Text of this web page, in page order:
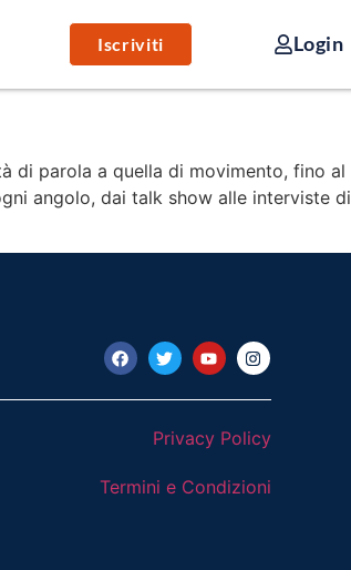
Iscriviti Login
di parola a quella di movimento, fino al
angolo, dai talk show alle interviste di
Privacy Policy
Termini e Condizioni